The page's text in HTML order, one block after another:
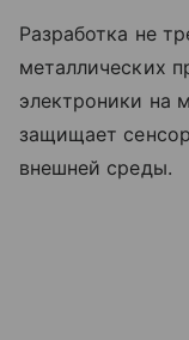
Разработка не
металлических
электроники на
защищает
внешней среды.